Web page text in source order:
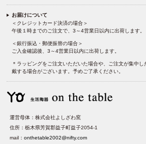
お届けについて
＜クレジットカード決済の場合＞
午後１時までのご注文で、3～4営業日以内に出荷します。
＜銀行振込・郵便振替の場合＞
ご入金確認後、3～4営業日以内に出荷します。
＊ラッピングをご注文いただいた場合や、ご注文が集中
戴する場合がございます。予めご了承ください。
運営母体：株式会社よしざわ窯
住所：栃木県芳賀郡益子町益子2054-1
mail：onthetable2002@nifty.com